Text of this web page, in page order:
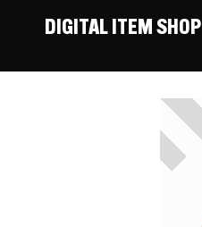
DIGITAL ITEM SHOP